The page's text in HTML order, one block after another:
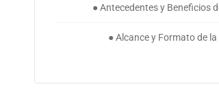
● Antecedentes y Beneficios
● Alcance y Formato de